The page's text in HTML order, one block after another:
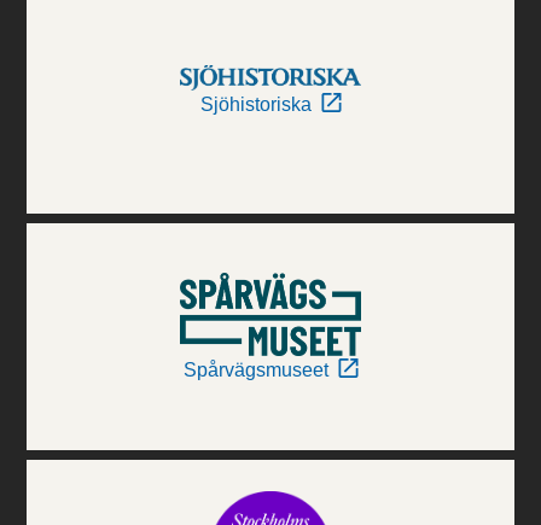
Sjöhistoriska
Spårvägsmuseet